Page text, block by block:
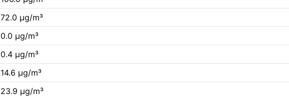
72.0 µg/m³
0.0 µg/m³
0.4 µg/m³
14.6 µg/m³
23.9 µg/m³